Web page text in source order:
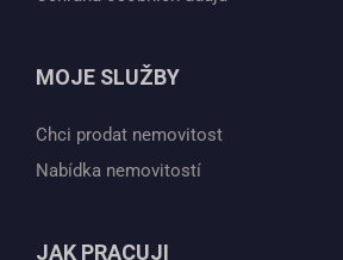
MOJE SLUŽBY
Chci prodat nemovitost
Nabídka nemovitostí
JAK PRACUJI